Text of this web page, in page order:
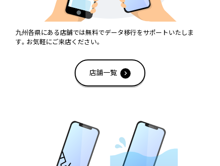
九州各県にある店舗では無料でデータ移行をサポートいたしま
す。お気軽にご来店ください。
店舗一覧